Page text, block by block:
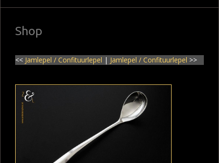
Shop
<< Jamlepel / Confituurlepel | Jamlepel / Confituurlepel >>